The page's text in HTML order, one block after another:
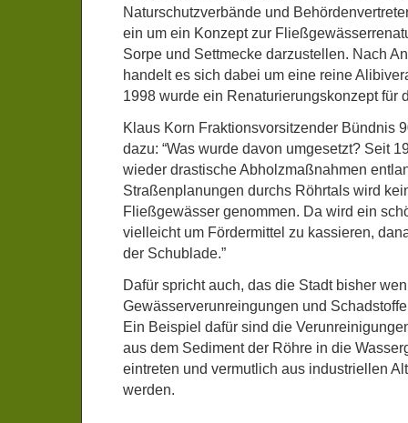
Naturschutzverbände und
ein um ein Konzept zur
Sorpe und Settmecke darzustellen. Nach
handelt es sich dabei um eine reine
1998 wurde ein Renaturierungskonzept für
Klaus Korn Fraktionsvorsitzender Bündnis
dazu: “Was wurde davon umgesetzt? Seit
wieder drastische Abholzmaßnahmen
Straßenplanungen durchs Röhrtals wird
Fließgewässer genommen. Da wird ein
vielleicht um Fördermittel zu kassieren,
der Schublade.”
Dafür spricht auch, das die Stadt bisher
Gewässerverunreingungen und
Ein Beispiel dafür sind die
aus dem Sediment der Röhre in die
eintreten und vermutlich aus industriellen
werden.